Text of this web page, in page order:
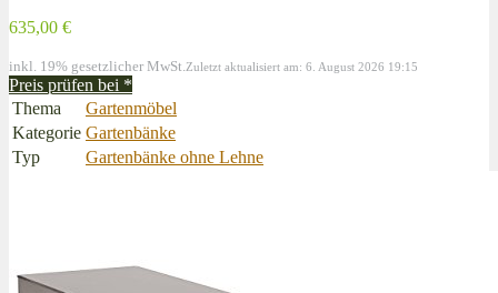
635,00 €
inkl. 19% gesetzlicher MwSt. Zuletzt aktualisiert am: 6. August 2026 19:15
Preis prüfen bei *
Thema
Gartenmöbel
Kategorie Gartenbänke
Typ
Gartenbänke ohne Lehne